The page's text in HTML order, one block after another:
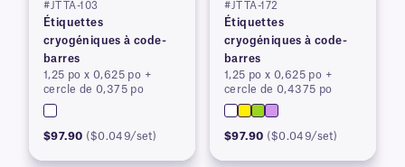
#JTTA-103
Étiquettes
cryogéniques à code-
barres
1,25 po x 0,625 po +
cercle de 0,375 po
$97.90 ($0.049/set)
#JTTA-172
Étiquettes
cryogéniques à code-
barres
1,25 po x 0,625 po +
cercle de 0,4375 po
$97.90 ($0.049/set)